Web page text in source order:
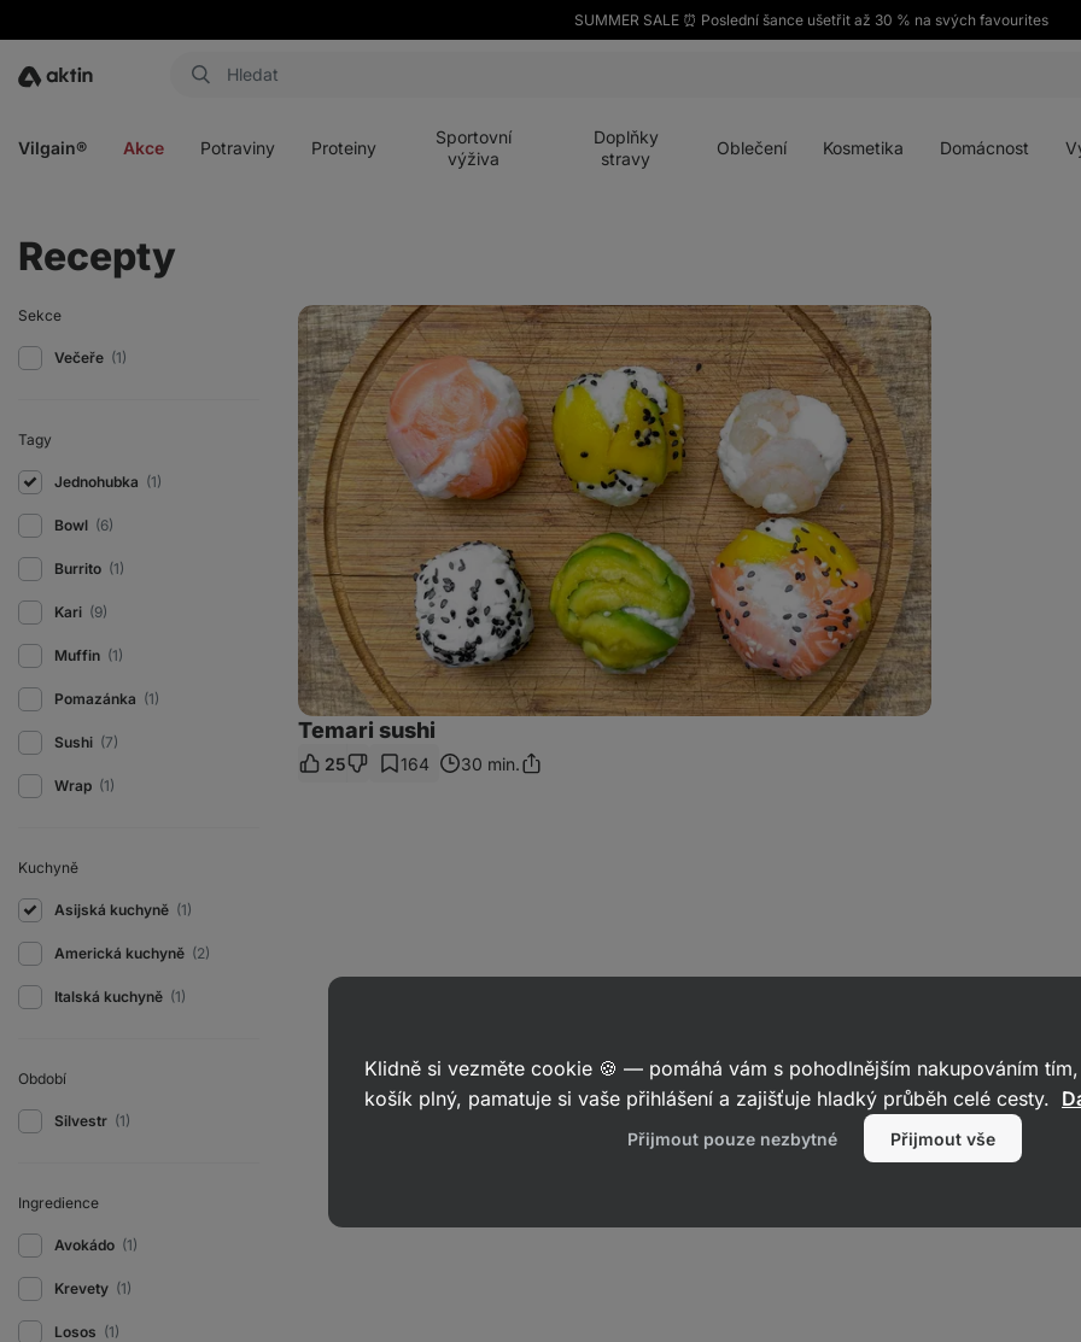
SUMMER SALE ⏰ Poslední šance ušetřit až 30 % na svých favourites
Aktin
Vilgain® Akce Potraviny Proteiny
Sportovní
výživa
Doplňky
stravy
Oblečení Kosmetika Domácnost
Recepty
Sekce
Večeře (1)
Tagy
Jednohubka (1)
Bowl (6)
Burrito (1)
Kari (9)
Muffin (1)
Pomazánka (1)
Sushi (7)
Wrap (1)
Kuchyně
Asijská kuchyně (1)
Americká kuchyně (2)
Italská kuchyně (1)
Období
Silvestr (1)
Ingredience
Avokádo (1)
Krevety (1)
Losos (1)
Temari
sushi
Temari sushi
25 164 30 min.Sdílet
Klidně si vezměte cookie 🍪 — pomáhá vám s pohodlnějším nakupováním
košík plný, pamatuje si vaše přihlášení a zajišťuje hladký průběh celé cesty.
Přijmout pouze nezbytné Přijmout vše